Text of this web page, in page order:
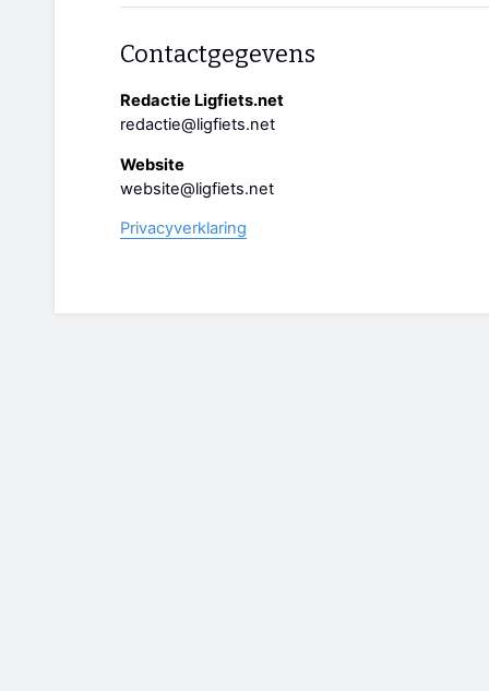
Contactgegevens
Redactie Ligfiets.net
redactie@ligfiets.net
Website
website@ligfiets.net
Privacyverklaring